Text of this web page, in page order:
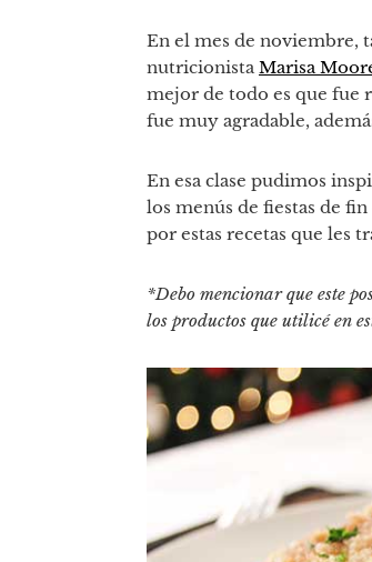
En el mes de noviembre,
nutricionista Marisa
mejor de todo es que fue
fue muy agradable,
En esa clase pudimos
los menús de fiestas de
por estas recetas que les
*Debo mencionar que este
los productos que utilicé en